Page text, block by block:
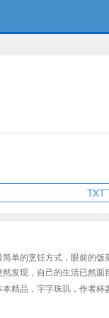
TXT
单的烹饪方式，眼前的
发现，自己的生活已然面
本精品，字字珠玑，作者